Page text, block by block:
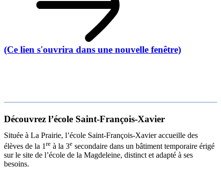
(Ce lien s'ouvrira dans une nouvelle fenêtre)
Découvrez l’école Saint-François-Xavier
Située à La Prairie, l’école Saint-François-Xavier accueille des
élèves de la 1 re à la 3e secondaire dans un bâtiment temporaire érigé
sur le site de l’école de la Magdeleine, distinct et adapté à ses
besoins.